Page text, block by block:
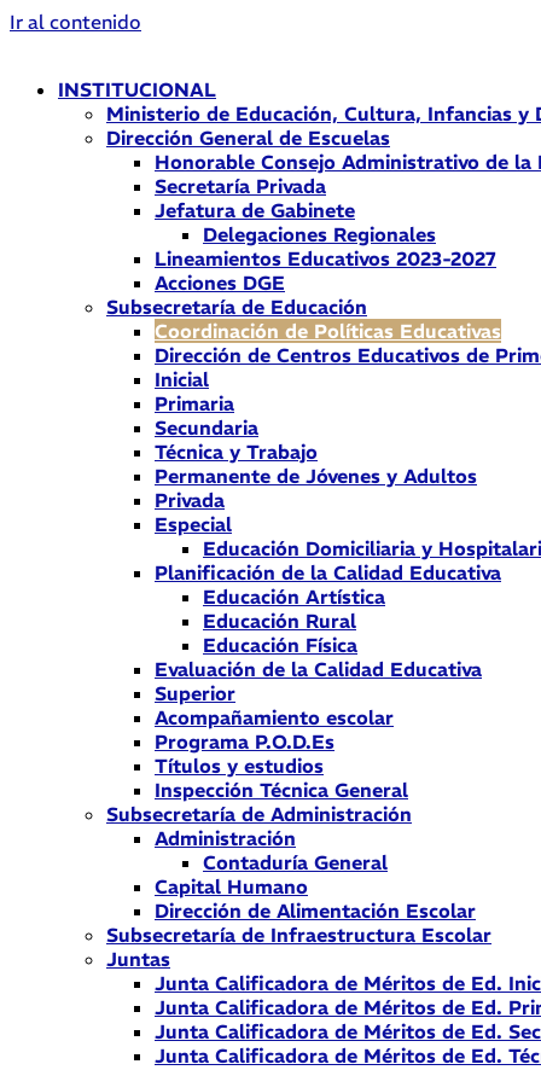
Ir al contenido
INSTITUCIONAL
Ministerio de Educación, Cultura, Infancias y
Dirección General de Escuelas
Honorable Consejo Administrativo de la
Secretaría Privada
Jefatura de Gabinete
Delegaciones Regionales
Lineamientos Educativos 2023-2027
Acciones DGE
Subsecretaría de Educación
Coordinación de Políticas Educativas
Dirección de Centros Educativos de
Inicial
Primaria
Secundaria
Técnica y Trabajo
Permanente de Jóvenes y Adultos
Privada
Especial
Educación Domiciliaria y
Planificación de la Calidad Educativa
Educación Artística
Educación Rural
Educación Física
Evaluación de la Calidad Educativa
Superior
Acompañamiento escolar
Programa P.O.D.Es
Títulos y estudios
Inspección Técnica General
Subsecretaría de Administración
Administración
Contaduría General
Capital Humano
Dirección de Alimentación Escolar
Subsecretaría de Infraestructura Escolar
Juntas
Junta Calificadora de Méritos de Ed.
Junta Calificadora de Méritos de Ed.
Junta Calificadora de Méritos de Ed.
Junta Calificadora de Méritos de Ed.